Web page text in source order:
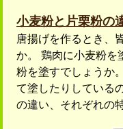
小麦粉と片栗粉の
唐揚げを作るとき、
か。 鶏肉に小麦粉を
粉を塗すでしょうか
て塗したりしている
の違い、それぞれの